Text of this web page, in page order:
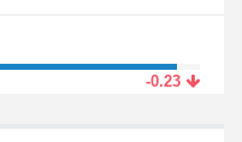
-0.23